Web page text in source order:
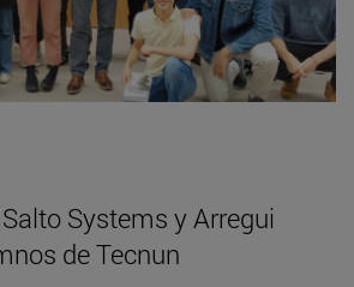
Systems y Arregui
de Tecnun